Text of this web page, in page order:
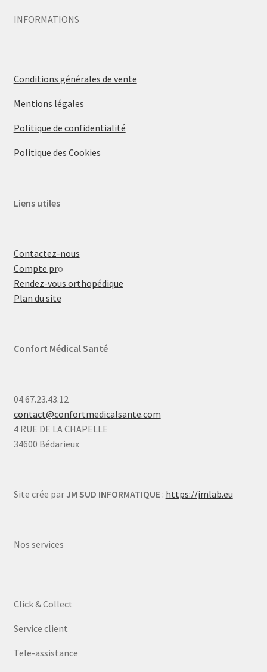
INFORMATIONS
Conditions générales de vente
Mentions légales
Politique de confidentialité
Politique des Cookies
Liens utiles
Contactez-nous
Compte pro
Rendez-vous orthopédique
Plan du site
Confort Médical Santé
04.67.23.43.12
contact@confortmedicalsante.com
4 RUE DE LA CHAPELLE
34600 Bédarieux
Site crée par JM SUD INFORMATIQUE: https://jmlab.eu
Nos services
Click & Collect
Service client
Tele-assistance